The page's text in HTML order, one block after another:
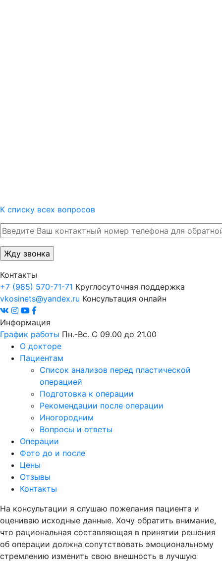
К списку всех вопросов
Контакты
+7 (985) 570-71-71 Круглосуточная поддержка
vkosinets@yandex.ru Консультация онлайн
Информация
График работы Пн.-Вс. С 09.00 до 21.00
О докторе
Пациентам
Список анализов перед пластической
операцией
Подготовка к операции
Рекомендации после операции
Иногородним
Вопросы и ответы
Операции
Фото до и после
Цены
Отзывы
Контакты
На консультации я слушаю пожелания пациента и
оцениваю исходные данные. Хочу обратить внимание,
что рациональная составляющая в принятии решения
об операции должна сопутствовать эмоциональному
стремлению изменить свою внешность в лучшую